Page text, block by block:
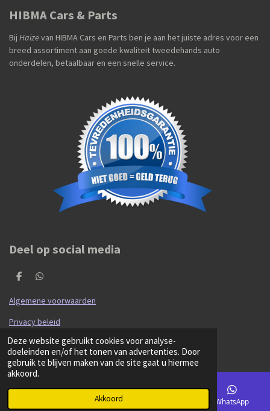
Deze website gebruikt cookies voor analyse-
doeleinden en/of het tonen van advertenties. Door
gebruik te blijven maken van de site gaat u hiermee
akkoord.
Akkoord
HIBMA Cars & Parts
Bij Haizevan HIBMA Cars en Parts ben je aan het juiste adres voor een
breed assortiment aan goede kwaliteit tweedehands auto
onderdelen, betaalbaar en een snelle service.
Deel op social media
D
l
e
D
l
e
Algemene voorwaarden
Privacy beleid
Powered by JouwWeb
Kaart WhatsApp